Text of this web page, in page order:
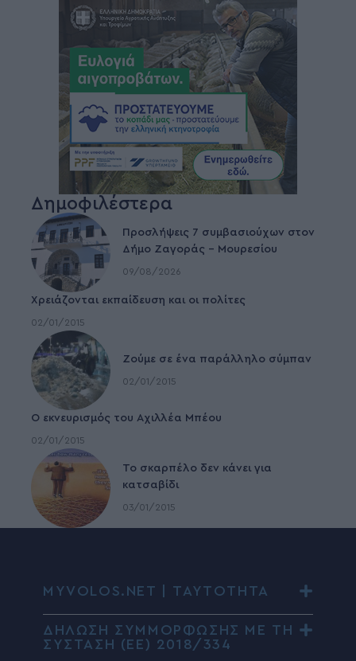
Δημοφιλέστερα
Προσλήψεις 7 συμβασιούχων στον
Δήμο Ζαγοράς – Μουρεσίου
09/08/2026
Χρειάζονται εκπαίδευση και οι πολίτες
02/01/2015
Ζούμε σε ένα παράλληλο σύμπαν
02/01/2015
Ο εκνευρισμός του Αχιλλέα Μπέου
02/01/2015
To σκαρπέλο δεν κάνει για
κατσαβίδι
03/01/2015
MYVOLOS.NET | ΤΑΥΤΟΤΗΤΑ
ΔΗΛΩΣΗ ΣΥΜΜΟΡΦΩΣΗΣ ΜΕ ΤΗ
ΣΥΣΤΑΣΗ (ΕΕ) 2018/334